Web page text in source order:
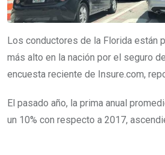
Los conductores de la Florida están
más alto en la nación por el seguro
encuesta reciente de Insure.com,
El pasado año, la prima anual
un 10% con respecto a 2017,